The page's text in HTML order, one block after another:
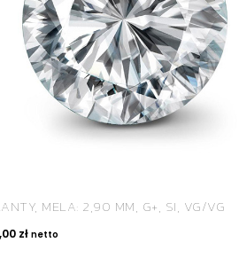
MELA: 2,90 MM, G+, SI, VG/VG
zł netto